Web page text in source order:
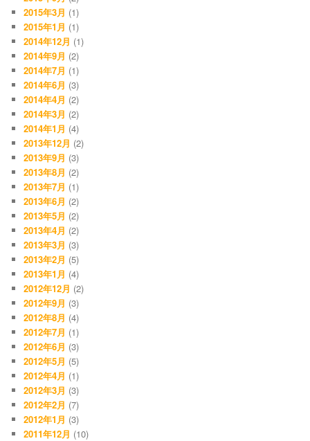
2015年3月 (1)
2015年1月 (1)
2014年12月 (1)
2014年9月 (2)
2014年7月 (1)
2014年6月 (3)
2014年4月 (2)
2014年3月 (2)
2014年1月 (4)
2013年12月 (2)
2013年9月 (3)
2013年8月 (2)
2013年7月 (1)
2013年6月 (2)
2013年5月 (2)
2013年4月 (2)
2013年3月 (3)
2013年2月 (5)
2013年1月 (4)
2012年12月 (2)
2012年9月 (3)
2012年8月 (4)
2012年7月 (1)
2012年6月 (3)
2012年5月 (5)
2012年4月 (1)
2012年3月 (3)
2012年2月 (7)
2012年1月 (3)
2011年12月 (10)